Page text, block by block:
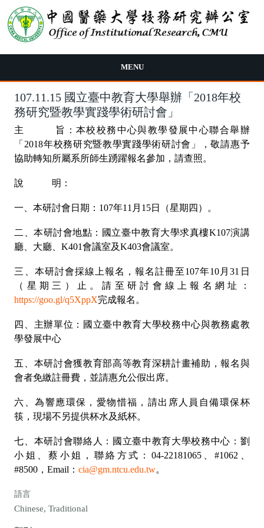
移至主內容
MENU
107.11.15 國立臺中教育大學舉辦「2018年校
務研究暨教學實踐學術研討會」
主 旨：本校校務中心與教學發展中心聯合舉辦
「2018年校務研究暨教學實踐學術研討會」，敬請惠予
協助轉知所屬系所師生踴躍報名參加，請查照。
說 明：
一、本研討會日期：107年11月15日（星期四）。
二、本研討會地點：國立臺中教育大學求真樓K107演講
廳、大廳、K401會議室及K403會議室。
三、本研討會採線上報名，報名註冊至107年10月31日
（星期三）止。請至研討會線上報名網址：
https://goo.gl/q5XppX完成報名。
四、主辦單位：國立臺中教育大學校務中心與教務處教
學發展中心
五、本研討會獲教育部高等教育深耕計畫補助，報名與
會者免繳註冊費，並請惠允公假出席。
六、為響應環保，愛物惜福，請出席人員自備環保杯
筷，現場不另提供杯水及紙杯。
七、本研討會聯絡人：國立臺中教育大學校務中心：劉
小姐、蔡小姐，聯絡方式：04-22181065、#1062、
#8500，Email：cia@gm.ntcu.edu.tw。
語言
Chinese, Traditional